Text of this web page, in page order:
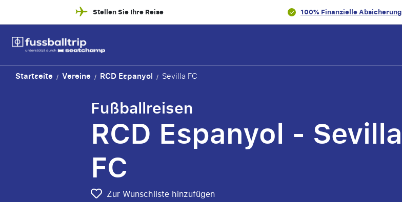
Stellen Sie Ihre Reise 100% Finanzielle Absicherung
Startseite / Vereine / RCD Espanyol / Sevilla FC
Fußballreisen
RCD Espanyol - Sevilla
FC
Zur Wunschliste hinzufügen